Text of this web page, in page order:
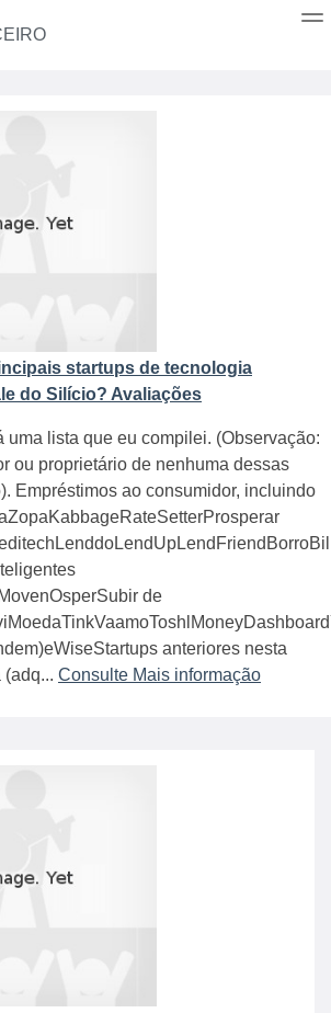
startups de tecnologia
do Silício? Avaliações
uma lista que eu compilei. (Observação:
ou proprietário de nenhuma dessas
Empréstimos ao consumidor, incluindo
de
anteriores nesta
Consulte Mais informação